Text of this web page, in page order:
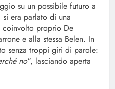
su un possibile futuro a
era parlato di una
coinvolto proprio De
e alla stessa Belen. In
senza troppi giri di parole:
no“, lasciando aperta